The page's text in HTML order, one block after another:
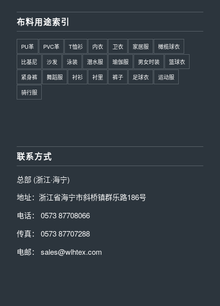
布料用途索引
PU革 PVC革 T恤衫 内衣 卫衣 家居服
橄榄球衣
比基尼
沙发 泳装 潜水服 瑜伽服 男女时装
篮球衣
紧身裤
舞蹈服 衬衫 衬里 裤子 足球衣
运动服
骑行服
联系方式
总部 (浙江·海宁)
地址：浙江省海宁市斜桥镇群乐路186号
电话： 0573 87708066
传真： 0573 87707288
电邮： sales@wlhtex.com